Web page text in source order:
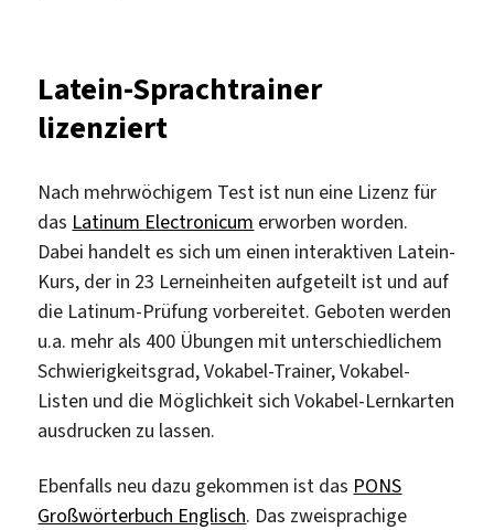
Dictionary
Latein-Sprachtrainer
lizenziert
Nach mehrwöchigem Test ist nun eine Lizenz für
das Latinum Electronicum erworben worden.
Dabei handelt es sich um einen interaktiven Latein-
Kurs, der in 23 Lerneinheiten aufgeteilt ist und auf
die Latinum-Prüfung vorbereitet. Geboten werden
u.a. mehr als 400 Übungen mit unterschiedlichem
Schwierigkeitsgrad, Vokabel-Trainer, Vokabel-
Listen und die Möglichkeit sich Vokabel-Lernkarten
ausdrucken zu lassen.
Ebenfalls neu dazu gekommen ist das PONS
Großwörterbuch Englisch. Das zweisprachige